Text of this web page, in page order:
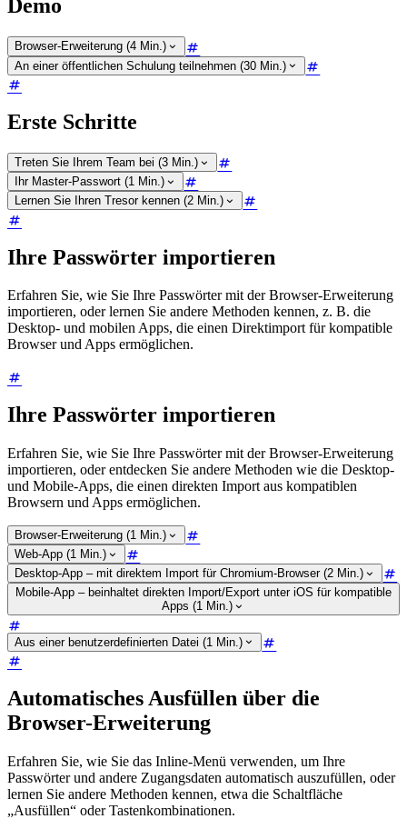
Demo
Browser-Erweiterung (4 Min.)
An einer öffentlichen Schulung teilnehmen (30 Min.)
Erste Schritte
Treten Sie Ihrem Team bei (3 Min.)
Ihr Master-Passwort (1 Min.)
Lernen Sie Ihren Tresor kennen (2 Min.)
Ihre Passwörter importieren
Erfahren Sie, wie Sie Ihre Passwörter mit der Browser-Erweiterung
importieren, oder lernen Sie andere Methoden kennen, z. B. die
Desktop- und mobilen Apps, die einen Direktimport für kompatible
Browser und Apps ermöglichen.
Ihre Passwörter importieren
Erfahren Sie, wie Sie Ihre Passwörter mit der Browser-Erweiterung
importieren, oder entdecken Sie andere Methoden wie die Desktop-
und Mobile-Apps, die einen direkten Import aus kompatiblen
Browsern und Apps ermöglichen.
Browser-Erweiterung (1 Min.)
Web-App (1 Min.)
Desktop-App – mit direktem Import für Chromium-Browser (2 Min.)
Mobile-App – beinhaltet direkten Import/Export unter iOS für kompatible
Apps (1 Min.)
Aus einer benutzerdefinierten Datei (1 Min.)
Automatisches Ausfüllen über die
Browser-Erweiterung
Erfahren Sie, wie Sie das Inline-Menü verwenden, um Ihre
Passwörter und andere Zugangsdaten automatisch auszufüllen, oder
lernen Sie andere Methoden kennen, etwa die Schaltfläche
„Ausfüllen“ oder Tastenkombinationen.